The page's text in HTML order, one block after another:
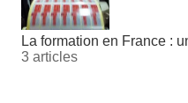
La formation en France :
3 articles